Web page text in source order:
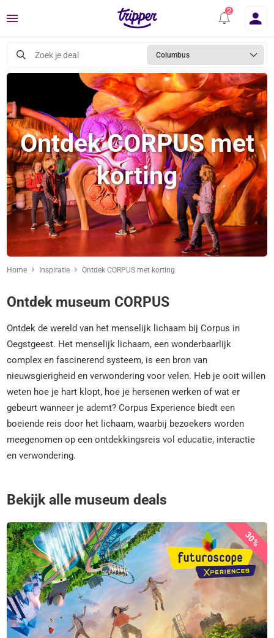
Menu
Zoek je deal Columbus
Ontdek CORPUS met
korting
Home Inspiratie Ontdek CORPUS met korting
Ontdek museum CORPUS
Ontdek de wereld van het menselijk lichaam bij Corpus in
Oegstgeest. Het menselijk lichaam, een wonderbaarlijk
complex en fascinerend systeem, is een bron van
nieuwsgierigheid en verwondering voor velen. Heb je ooit willen
weten hoe je hart klopt, hoe je hersenen werken of wat er
gebeurt wanneer je ademt? Corpus Experience biedt een
boeiende reis door het lichaam, waarbij bezoekers worden
meegenomen op een ontdekkingsreis vol educatie, interactie
en verwondering.
Bekijk alle museum deals
30%